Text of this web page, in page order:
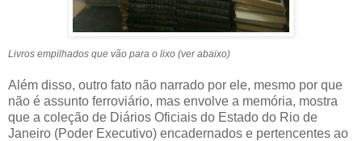
Livros empilhados que vão para o lixo (ver abaixo)
Além disso, outro fato não narrado por ele, mesmo por que
não é assunto ferroviário, mas envolve a memória, mostra
que a coleção de Diários Oficiais do Estado do Rio de
Janeiro (Poder Executivo) encadernados e pertencentes ao